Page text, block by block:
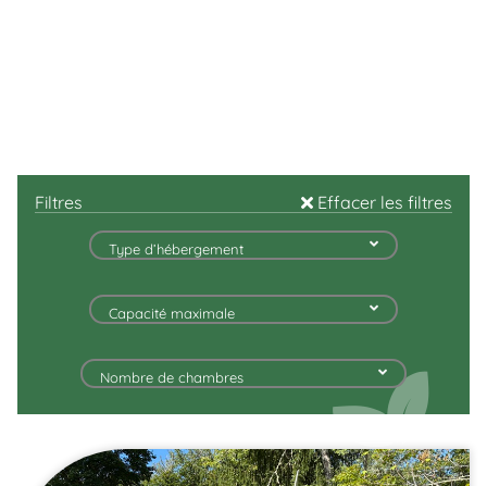
Filtres Effacer les filtres
Type d’hébergement
Capacité maximale
Nombre de chambres